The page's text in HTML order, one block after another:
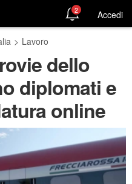
2 Accedi
> Lavoro
dello
diplomati e
online